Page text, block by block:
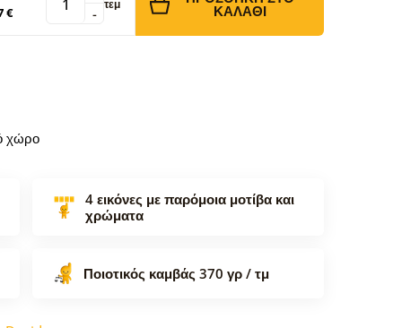
€ -
τεμ ΚΑΛΆΘΙ
χώρο
4 εικόνες με παρόμοια μοτίβα και
χρώματα
Ποιοτικός καμβάς 370 γρ / τμ